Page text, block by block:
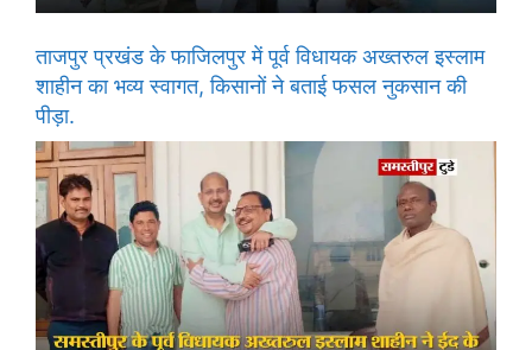
ताजपुर प्रखंड के फाजिलपुर में पूर्व विधायक अख्तरुल इस्लाम
शाहीन का भव्य स्वागत, किसानों ने बताई फसल नुकसान की
पीड़ा.